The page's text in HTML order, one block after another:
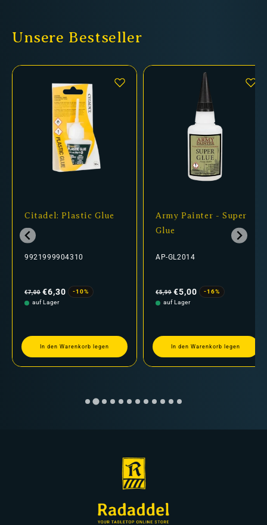
Unsere Bestseller
Citadel: Plastic Glue
9921999904310
Preis
€7,00 €6,30
-10%
auf Lager
In den Warenkorb legen
Army Painter - Super
Glue
AP-GL2014
Preis
€5,99 €5,00
-16%
auf Lager
In den Warenkorb legen